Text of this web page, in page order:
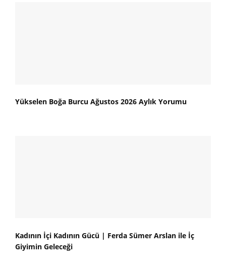
Yükselen Boğa Burcu Ağustos 2026 Aylık Yorumu
Kadının İçi Kadının Gücü | Ferda Sümer Arslan ile İç
Giyimin Geleceği